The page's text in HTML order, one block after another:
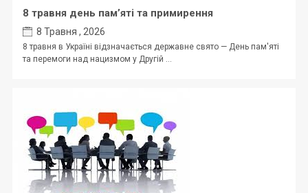
8 травня день пам’яті та примирення
8 Травня , 2026
8 травня в Україні відзначається державне свято — День пам'яті
та перемоги над нацизмом у Другій ...